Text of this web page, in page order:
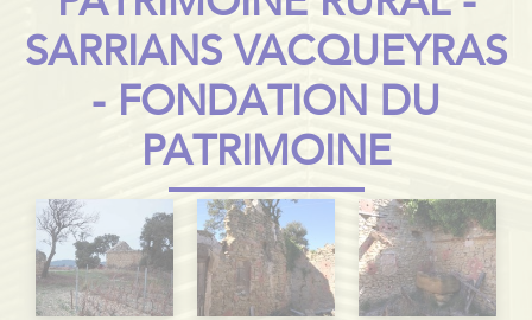
SARRIANS VACQUEYRAS
- FONDATION DU
PATRIMOINE